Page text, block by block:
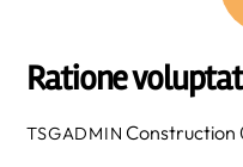
Ratione
TSGADMIN Construction